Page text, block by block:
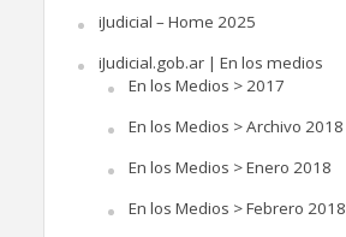
iJudicial – Home 2025
iJudicial.gob.ar | En los medios
En los Medios > 2017
En los Medios > Archivo 2018
En los Medios > Enero 2018
En los Medios > Febrero 2018